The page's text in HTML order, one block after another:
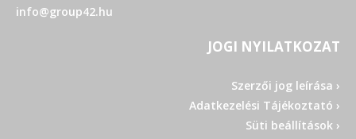
info@group42.hu
JOGI NYILATKOZAT
Szerzői jog leírása ›
Adatkezelési Tájékoztató ›
Süti beállítások ›